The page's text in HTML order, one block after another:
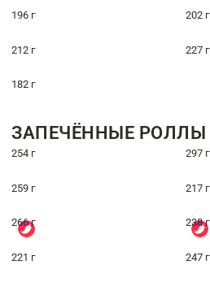
196 г 202 г
212 г 227 г
182 г
ЗАПЕЧЁННЫЕ РОЛЛЫ
254 г 297 г
259 г 217 г
266 г 238 г
221 г 247 г